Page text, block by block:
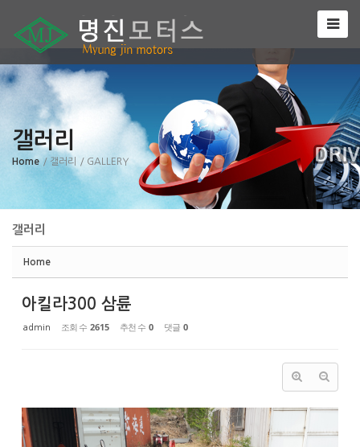
갤러리
Home / 갤러리 / GALLERY
갤러리
Home
아킬라300 삼륜
admin 조회 수 2615 추천 수 0 댓글 0
Sketchbook5, 스케치북5
Sketchbook5, 스케치북5